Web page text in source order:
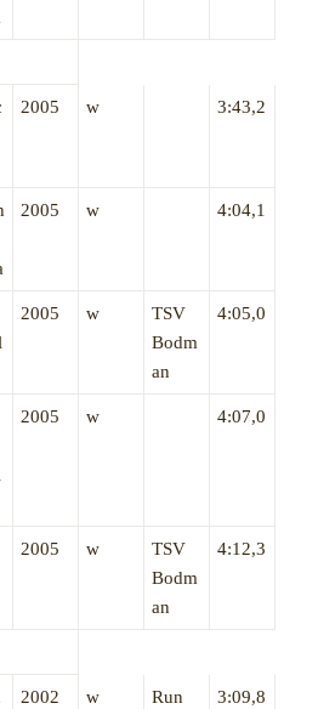
2005 w 3:43,2
2005 w 4:04,1
2005 w
TSV
Bodm
an
4:05,0
2005 w 4:07,0
2005 w
TSV
Bodm
an
4:12,3
2002 w
Run
3:09,8